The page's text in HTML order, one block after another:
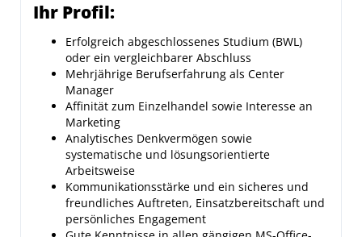
Ihr Profil:
Erfolgreich abgeschlossenes Studium (BWL)
oder ein vergleichbarer Abschluss
Mehrjährige Berufserfahrung als Center
Manager
Affinität zum Einzelhandel sowie Interesse an
Marketing
Analytisches Denkvermögen sowie
systematische und lösungsorientierte
Arbeitsweise
Kommunikationsstärke und ein sicheres und
freundliches Auftreten, Einsatzbereitschaft und
persönliches Engagement